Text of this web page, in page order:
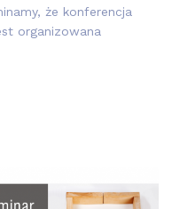
że konferencja
organizowana